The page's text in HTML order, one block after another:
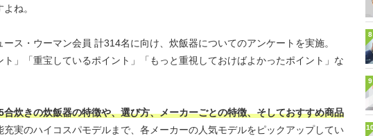
ね。
ス・ウーマン会員 計314名に向け、炊飯器についてのアンケートを実施。
ト」「重宝しているポイント」「もっと重視しておけばよかったポイント」な
炊きの炊飯器の特徴や、選び方、メーカーごとの特徴、そしておすすめ商品
充実のハイコスパモデルまで、各メーカーの人気モデルをピックアップしてい
8
9